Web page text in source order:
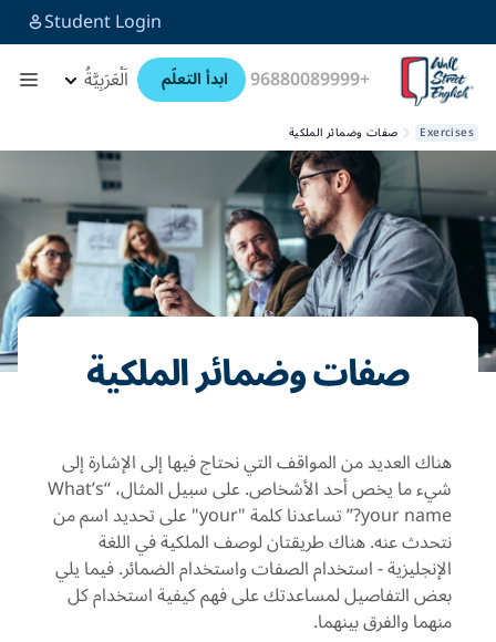
Student Login
+96880089999
ابدأ التعلّم اَلْعَرَبِيَّةُ
Exercises صفات وضمائر الملكية
صفات وضمائر الملكية
هناك العديد من المواقف التي نحتاج فيها إلى الإشارة إلى
شيء ما يخص أحد الأشخاص. على سبيل المثال، “What’s
your name?” تساعدنا كلمة "your" على تحديد اسم من
نتحدث عنه. هناك طريقتان لوصف الملكية في اللغة
الإنجليزية - استخدام الصفات واستخدام الضمائر. فيما يلي
بعض التفاصيل لمساعدتك على فهم كيفية استخدام كل
منهما والفرق بينهما.